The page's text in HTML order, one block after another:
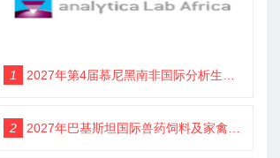
1 2027年第4届慕尼黑南非国际分析生化博览会 （analytica Lab Africa 2027）
2 2027年巴基斯坦国际兽药饲料及家禽博览会